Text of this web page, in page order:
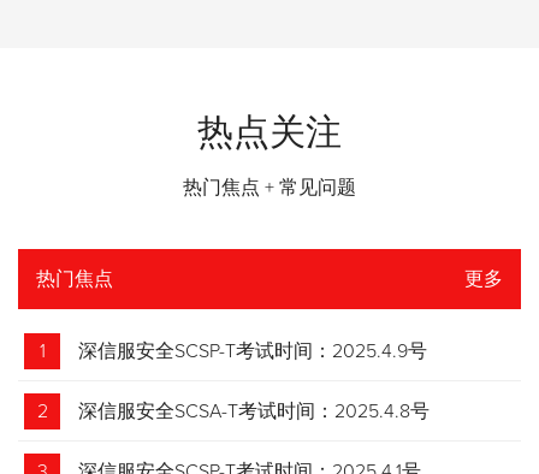
热点关注
热门焦点 + 常见问题
热门焦点 更多
1 深信服安全SCSP-T考试时间：2025.4.9号
2 深信服安全SCSA-T考试时间：2025.4.8号